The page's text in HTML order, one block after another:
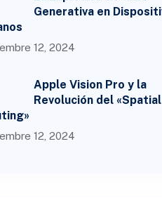
Generativa en
12, 2024
Apple Vision Pro y la
Revolución del «Spatial
12, 2024